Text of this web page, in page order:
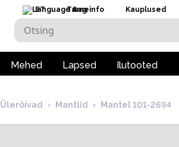
ET Tarneinfo Kauplused
Mehed Lapsed Ilutooted
Ülerõivad › Mantlid › Mantel 101-2694